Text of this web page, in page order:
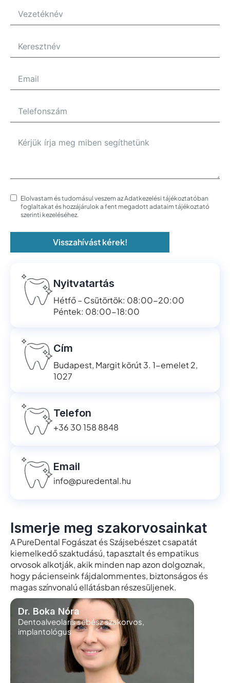
Elolvastam és tudomásul veszem az Adatkezelési tájékoztatóban
foglaltakat és hozzájárulok a fent megadott adataim tájékoztató
szerinti kezeléséhez.
Visszahívást kérek!
Nyitvatartás
Hétfő – Csütörtök: 08:00-20:00
Péntek: 08:00-18:00
Cím
Budapest, Margit körút 3. 1-emelet 2,
1027
Telefon
+36 30 158 8848
Email
info@puredental.hu
Ismerje meg szakorvosainkat
A PureDental Fogászat és Szájsebészet csapatát
kiemelkedő szaktudású, tapasztalt és empatikus
orvosok alkotják, akik minden nap azon dolgoznak,
hogy pácienseink fájdalommentes, biztonságos és
magas színvonalú ellátásban részesüljenek.
Dr. Boka Nóra
Dentoalveolaris sebész szakorvos,
implantológus